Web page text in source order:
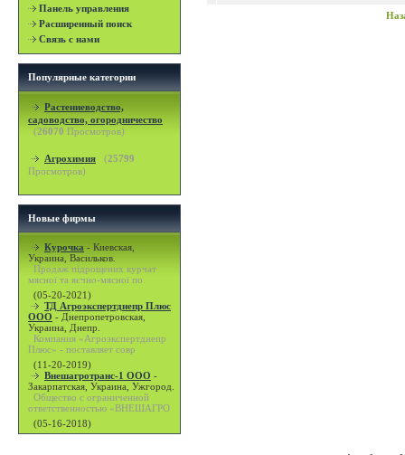
Панель управления
Расширенный поиск
Связь с нами
Популярные категории
Растениеводство,
садоводство, огородничество
(26070 Просмотров)
Агрохимия (25799
Просмотров)
Новые фирмы
Курочка - Киевская,
Украина, Васильков.
Продаж підрощених курчат
мясної та яєчно-мясної по
(05-20-2021)
ТД Агроэкспертднепр Плюс
ООО - Днепропетровская,
Украина, Днепр.
Компания «Агроэкспертднепр
Плюс» - поставляет совр
(11-20-2019)
Внешагротранс-1 ООО -
Закарпатская, Украина, Ужгород.
Общество с ограниченной
ответственностью «ВНЕШАГРО
(05-16-2018)